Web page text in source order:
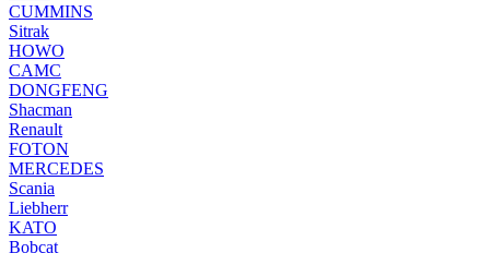
CUMMINS
Sitrak
HOWO
CAMC
DONGFENG
Shacman
Renault
FOTON
MERCEDES
Scania
Liebherr
KATO
Bobcat